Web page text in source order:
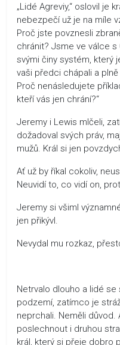
„Lidé Agreviy,“ oslovil je
nebezpečí už je na míle
Proč jste povznesli
chránit? Jsme ve válce s
svými činy systém, který
vaši předci chápali a
Proč nenásledujete
kteří vás jen chrání?“
Jeremy i Lewis mlčeli,
dožadoval svých práv,
mužů. Král si jen
Ať už by říkal cokoliv,
Neuvidí to, co vidí on,
Jeremy si všiml
jen přikývl.
Nevydal mu rozkaz,
Netrvalo dlouho a lidé
podzemí, zatímco je
neprchali. Neměli důvod.
poslechnout i druhou
král, který si přeje dobro